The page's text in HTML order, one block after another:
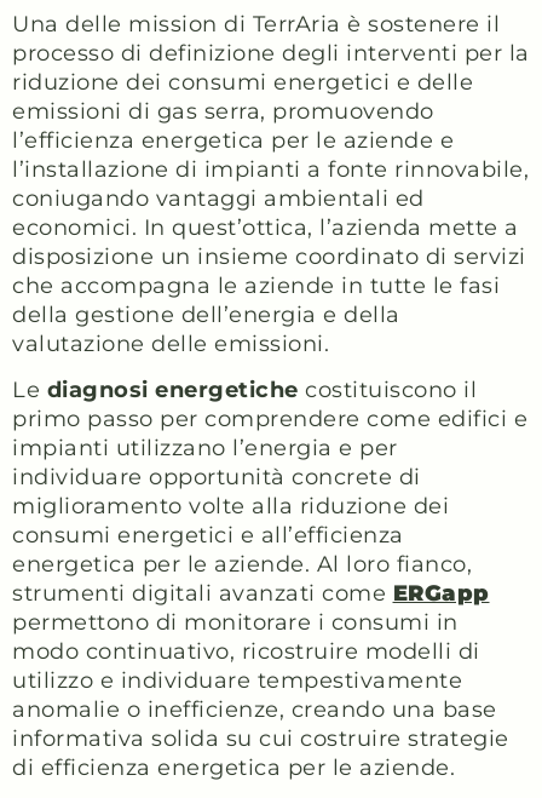
Una delle mission di TerrAria è sostenere il
processo di definizione degli interventi per la
riduzione dei consumi energetici e delle
emissioni di gas serra, promuovendo
l’efficienza energetica per le aziende e
l’installazione di impianti a fonte rinnovabile,
coniugando vantaggi ambientali ed
economici. In quest’ottica, l’azienda mette a
disposizione un insieme coordinato di servizi
che accompagna le aziende in tutte le fasi
della gestione dell’energia e della
valutazione delle emissioni.
Le diagnosi energetiche costituiscono il
primo passo per comprendere come edifici e
impianti utilizzano l’energia e per
individuare opportunità concrete di
miglioramento volte alla riduzione dei
consumi energetici e all’efficienza
energetica per le aziende. Al loro fianco,
strumenti digitali avanzati come ERGapp
permettono di monitorare i consumi in
modo continuativo, ricostruire modelli di
utilizzo e individuare tempestivamente
anomalie o inefficienze, creando una base
informativa solida su cui costruire strategie
di efficienza energetica per le aziende.